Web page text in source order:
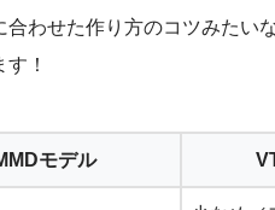
わせた作り方のコツみたい
！
モデル